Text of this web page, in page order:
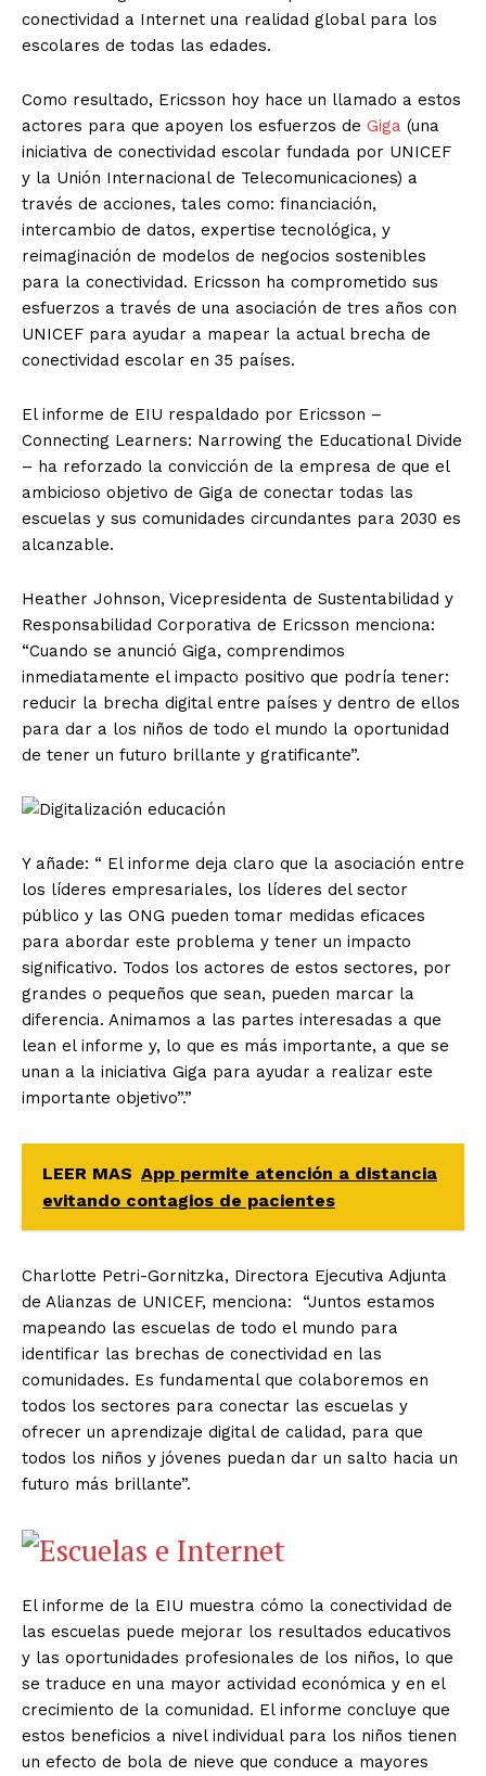
conectividad a Internet una realidad global para los
escolares de todas las edades.
Como resultado, Ericsson hoy hace un llamado a estos
actores para que apoyen los esfuerzos de Giga (una
iniciativa de conectividad escolar fundada por UNICEF
y la Unión Internacional de Telecomunicaciones) a
través de acciones, tales como: financiación,
intercambio de datos, expertise tecnológica, y
reimaginación de modelos de negocios sostenibles
para la conectividad. Ericsson ha comprometido sus
esfuerzos a través de una asociación de tres años con
UNICEF para ayudar a mapear la actual brecha de
conectividad escolar en 35 países.
El informe de EIU respaldado por Ericsson –
Connecting Learners: Narrowing the Educational Divide
– ha reforzado la convicción de la empresa de que el
ambicioso objetivo de Giga de conectar todas las
escuelas y sus comunidades circundantes para 2030 es
alcanzable.
Heather Johnson, Vicepresidenta de Sustentabilidad y
Responsabilidad Corporativa de Ericsson menciona:
“Cuando se anunció Giga, comprendimos
inmediatamente el impacto positivo que podría tener:
reducir la brecha digital entre países y dentro de ellos
para dar a los niños de todo el mundo la oportunidad
de tener un futuro brillante y gratificante”.
Y añade: “ El informe deja claro que la asociación entre
los líderes empresariales, los líderes del sector
público y las ONG pueden tomar medidas eficaces
para abordar este problema y tener un impacto
significativo. Todos los actores de estos sectores, por
grandes o pequeños que sean, pueden marcar la
diferencia. Animamos a las partes interesadas a que
lean el informe y, lo que es más importante, a que se
unan a la iniciativa Giga para ayudar a realizar este
importante objetivo”.”
LEER MAS App permite atención a distancia
evitando contagios de pacientes
Charlotte Petri-Gornitzka, Directora Ejecutiva Adjunta
de Alianzas de UNICEF, menciona: “Juntos estamos
mapeando las escuelas de todo el mundo para
identificar las brechas de conectividad en las
comunidades. Es fundamental que colaboremos en
todos los sectores para conectar las escuelas y
ofrecer un aprendizaje digital de calidad, para que
todos los niños y jóvenes puedan dar un salto hacia un
futuro más brillante”.
El informe de la EIU muestra cómo la conectividad de
las escuelas puede mejorar los resultados educativos
y las oportunidades profesionales de los niños, lo que
se traduce en una mayor actividad económica y en el
crecimiento de la comunidad. El informe concluye que
estos beneficios a nivel individual para los niños tienen
un efecto de bola de nieve que conduce a mayores